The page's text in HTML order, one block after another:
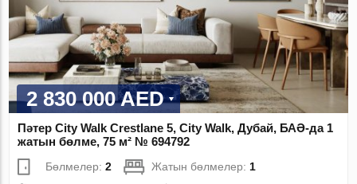
2 830 000 AED
Пәтер City Walk Crestlane 5, City Walk, Дубай, БАӘ-да 1
жатын бөлме, 75 м² № 694792
Бөлмелер:2 Жатын бөлмелер: 1